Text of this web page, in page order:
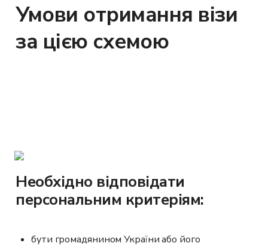
Умови отримання візи
за цією схемою
Необхідно відповідати
персональним критеріям:
бути громадянином України або його